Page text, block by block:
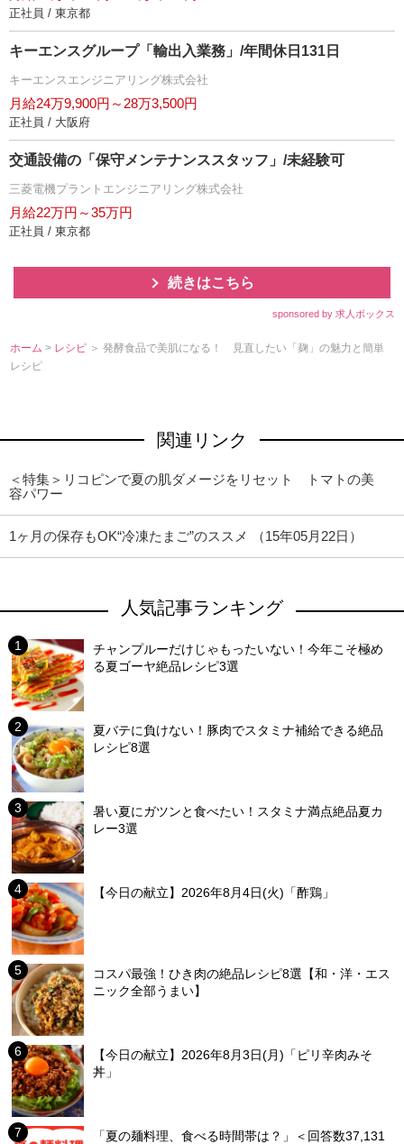
正社員 / 東京都
キーエンスグループ「輸出入業務」/年間休日131日
キーエンスエンジニアリング株式会社
月給24万9,900円～28万3,500円
正社員 / 大阪府
交通設備の「保守メンテナンススタッフ」/未経験可
三菱電機プラントエンジニアリング株式会社
月給22万円～35万円
正社員 / 東京都
続きはこちら
sponsored by 求人ボックス
ホーム > レシピ ＞ 発酵食品で美肌になる！ 見直したい「麹」の魅力と簡単
レシピ
関連リンク
＜特集＞リコピンで夏の肌ダメージをリセット トマトの美
容パワー
1ヶ月の保存もOK“冷凍たまご”のススメ （15年05月22日）
人気記事ランキング
チャンプルーだけじゃもったいない！今年こそ極め
る夏ゴーヤ絶品レシピ3選
夏バテに負けない！豚肉でスタミナ補給できる絶品
レシピ8選
暑い夏にガツンと食べたい！スタミナ満点絶品夏カ
レー3選
【今日の献立】2026年8月4日(火)「酢鶏」
コスパ最強！ひき肉の絶品レシピ8選【和・洋・エス
ニック全部うまい】
【今日の献立】2026年8月3日(月)「ピリ辛肉みそ
丼」
「夏の麺料理、食べる時間帯は？」＜回答数37,131